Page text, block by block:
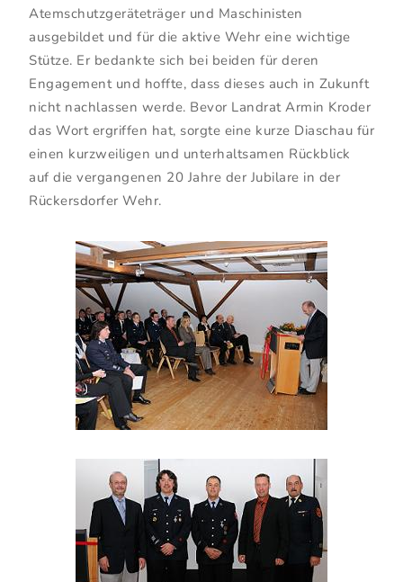
Atemschutzgeräteträger und Maschinisten
ausgebildet und für die aktive Wehr eine wichtige
Stütze. Er bedankte sich bei beiden für deren
Engagement und hoffte, dass dieses auch in Zukunft
nicht nachlassen werde. Bevor Landrat Armin Kroder
das Wort ergriffen hat, sorgte eine kurze Diaschau für
einen kurzweiligen und unterhaltsamen Rückblick
auf die vergangenen 20 Jahre der Jubilare in der
Rückersdorfer Wehr.